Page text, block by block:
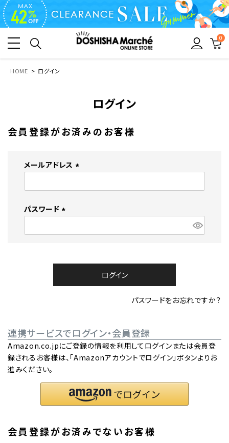
0
HOME ログイン
ログイン
会員登録がお済みのお客様
メールアドレス
必
パスワード
必
ログイン
パスワードをお忘れですか？
連携サービスでログイン・会員登録
Amazon.co.jpにご登録の情報を利用してログインまたは会員登
録されるお客様は、「Amazonアカウントでログイン」ボタンよりお
進みください。
会員登録がお済みでないお客様